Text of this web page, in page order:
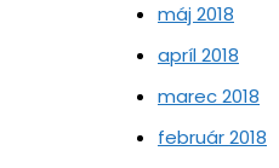
máj 2018
apríl 2018
marec 2018
február 2018